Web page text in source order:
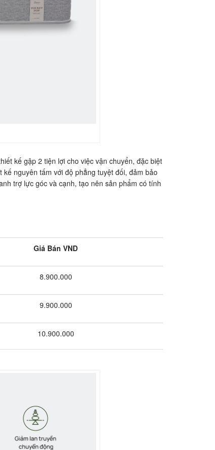
kế gập 2 tiện lợi cho việc vận chuyển, đặc biệt
nguyên tấm với độ phẳng tuyệt đối, đảm bảo
trợ lực góc và cạnh, tạo nên sản phẩm có tính
Giá Bán VND
8.900.000
9.900.000
10.900.000